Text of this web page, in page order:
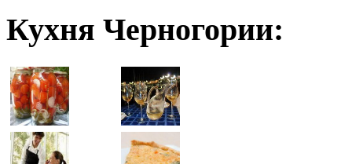
Кухня Черногории: